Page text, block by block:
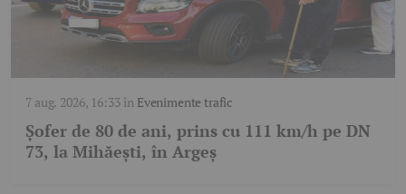
7 aug. 2026, 16:33în Evenimente trafic
Șofer de 80 de ani, prins cu 111 km/h pe DN
73, la Mihăești, în Argeș